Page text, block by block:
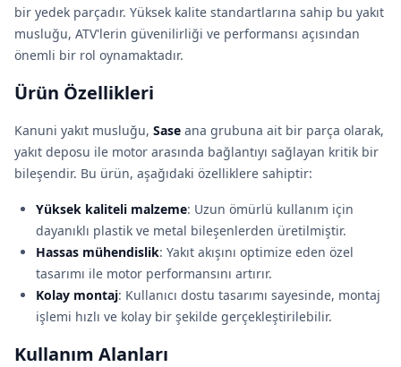
bir yedek parçadır. Yüksek kalite standartlarına sahip bu yakıt
musluğu, ATV'lerin güvenilirliği ve performansı açısından
önemli bir rol oynamaktadır.
Ürün Özellikleri
Kanuni yakıt musluğu, Sase ana grubuna ait bir parça olarak,
yakıt deposu ile motor arasında bağlantıyı sağlayan kritik bir
bileşendir. Bu ürün, aşağıdaki özelliklere sahiptir:
Yüksek kaliteli malzeme: Uzun ömürlü kullanım için
dayanıklı plastik ve metal bileşenlerden üretilmiştir.
Hassas mühendislik: Yakıt akışını optimize eden özel
tasarımı ile motor performansını artırır.
Kolay montaj: Kullanıcı dostu tasarımı sayesinde, montaj
işlemi hızlı ve kolay bir şekilde gerçekleştirilebilir.
Kullanım Alanları